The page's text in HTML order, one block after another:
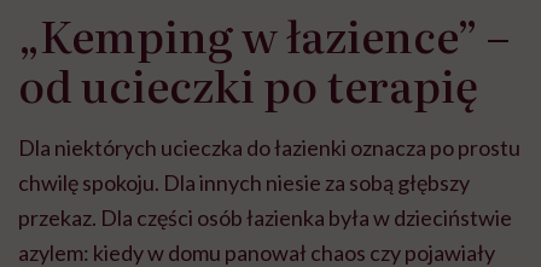
„Kemping w łazience” –
od ucieczki po terapię
Dla niektórych ucieczka do łazienki oznacza po prostu
chwilę spokoju. Dla innych niesie za sobą głębszy
przekaz. Dla części osób łazienka była w dzieciństwie
azylem: kiedy w domu panował chaos czy pojawiały